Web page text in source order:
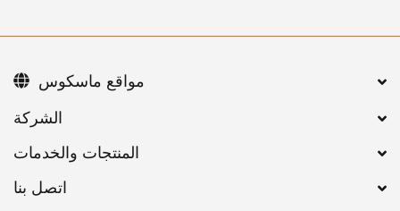
اتصل بنا
مواقع ماسكوس